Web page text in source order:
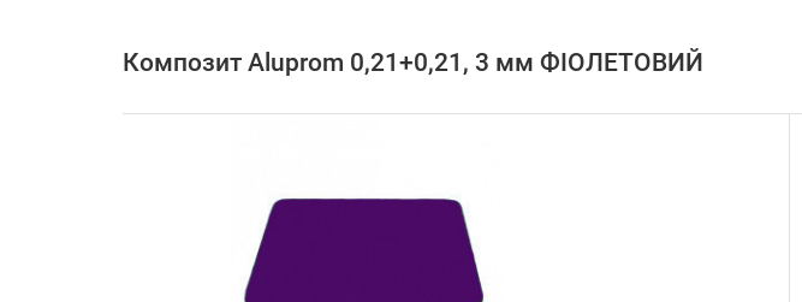
Композит Aluprom 0,21+0,21, 3 мм ФІОЛЕТОВИЙ